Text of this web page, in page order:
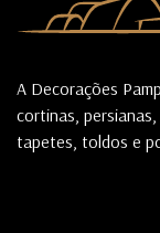
A Decorações
cortinas,
tapetes, toldos e